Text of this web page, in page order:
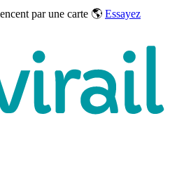
par une carte 🌎 Essayez